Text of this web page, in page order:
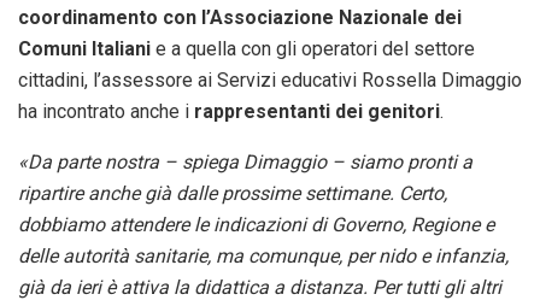
coordinamento con l’Associazione Nazionale dei
Comuni Italiani e a quella con gli operatori del settore
cittadini, l’assessore ai Servizi educativi Rossella Dimaggio
ha incontrato anche i rappresentanti dei genitori.
«Da parte nostra – spiega Dimaggio – siamo pronti a
ripartire anche già dalle prossime settimane. Certo,
dobbiamo attendere le indicazioni di Governo, Regione e
delle autorità sanitarie, ma comunque, per nido e infanzia,
già da ieri è attiva la didattica a distanza. Per tutti gli altri